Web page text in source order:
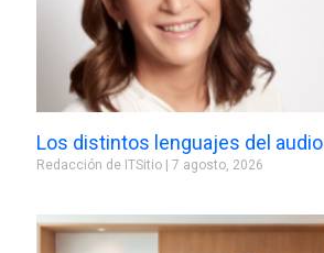
Los distintos lenguajes del audio
Redacción de ITSitio 7 agosto, 2026